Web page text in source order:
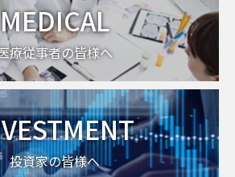
MEDICAL
療従事者の皆様へ
投資家の皆様へ